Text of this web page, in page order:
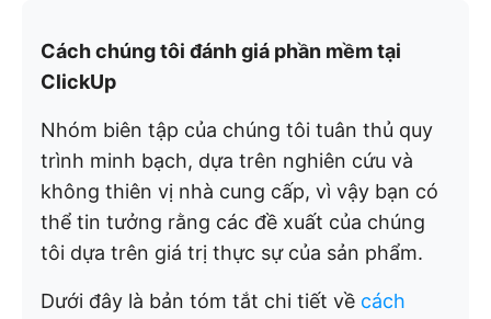
Cách chúng tôi đánh giá phần mềm tại
ClickUp
Nhóm biên tập của chúng tôi tuân thủ quy
trình minh bạch, dựa trên nghiên cứu và
không thiên vị nhà cung cấp, vì vậy bạn có
thể tin tưởng rằng các đề xuất của chúng
tôi dựa trên giá trị thực sự của sản phẩm.
Dưới đây là bản tóm tắt chi tiết về cách